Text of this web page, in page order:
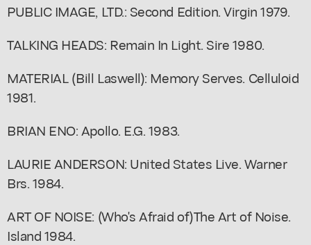
PUBLIC IMAGE, LTD.: Second Edition. Virgin 1979.
TALKING HEADS: Remain In Light. Sire 1980.
MATERIAL (Bill Laswell): Memory Serves. Celluloid
1981.
BRIAN ENO: Apollo. E.G. 1983.
LAURIE ANDERSON: United States Live. Warner
Brs. 1984.
ART OF NOISE: (Who's Afraid of)The Art of Noise.
Island 1984.